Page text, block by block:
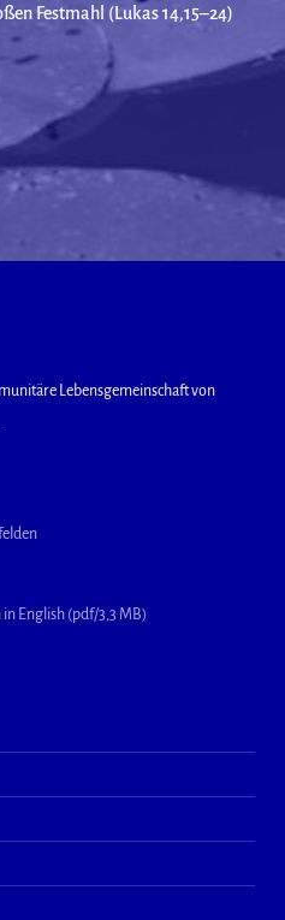
Festmahl (Lukas 14,15–24)
Lebensgemeinschaft von
English (pdf/3,3 MB)